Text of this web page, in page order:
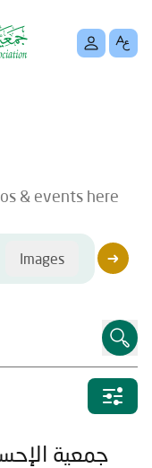
& events here
Images Videos
جمعية